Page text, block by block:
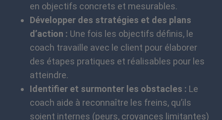
en objectifs concrets et mesurables.
Développer des stratégies et des plans
d’action : Une fois les objectifs définis, le
coach travaille avec le client pour élaborer
des étapes pratiques et réalisables pour les
atteindre.
Identifier et surmonter les obstacles : Le
coach aide à reconnaître les freins, qu’ils
soient internes (peurs, croyances limitantes)